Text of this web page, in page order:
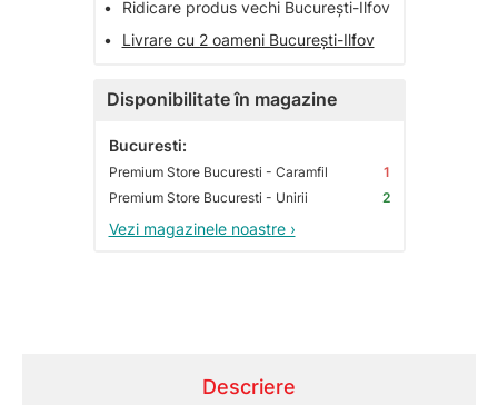
•
Ridicare produs vechi București-Ilfov
•
Livrare cu 2 oameni București-Ilfov
Disponibilitate în magazine
Bucuresti:
Premium Store Bucuresti - Caramfil
1
Premium Store Bucuresti - Unirii
2
Vezi magazinele noastre ›
Descriere